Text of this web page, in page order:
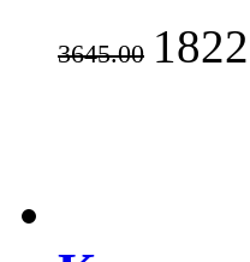
3645.00